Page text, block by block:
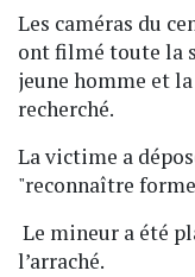
Les caméras du
ont filmé toute la
jeune homme et
recherché.
La victime a
"reconnaître
Le mineur a été
l’arraché.